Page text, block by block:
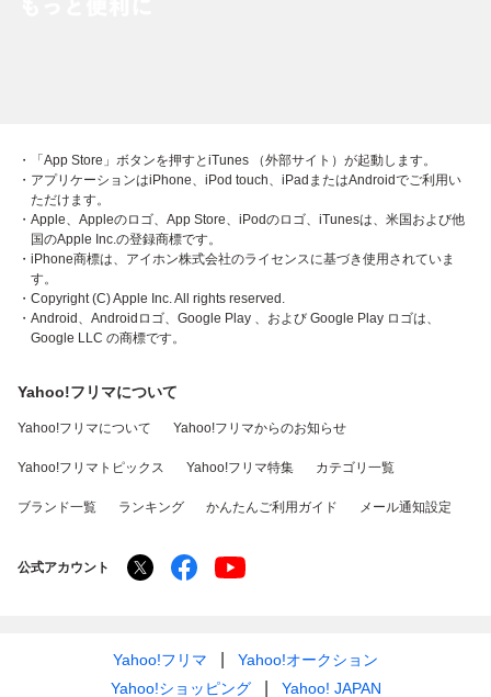
・「App Store」ボタンを押すとiTunes （外部サイト）が起動します。
・アプリケーションはiPhone、iPod touch、iPadまたはAndroidでご利用い
ただけます。
・Apple、Appleのロゴ、App Store、iPodのロゴ、iTunesは、米国および他
国のApple Inc.の登録商標です。
・iPhone商標は、アイホン株式会社のライセンスに基づき使用されていま
す。
・Copyright (C) Apple Inc. All rights reserved.
・Android、Androidロゴ、Google Play 、および Google Play ロゴは、
Google LLC の商標です。
Yahoo!フリマについて
Yahoo!フリマについて Yahoo!フリマからのお知らせ
Yahoo!フリマトピックス Yahoo!フリマ特集 カテゴリ一覧
ブランド一覧 ランキング かんたんご利用ガイド メール通知設定
公式アカウント
Yahoo!フリマ
Yahoo!オークション
Yahoo!ショッピング
Yahoo! JAPAN